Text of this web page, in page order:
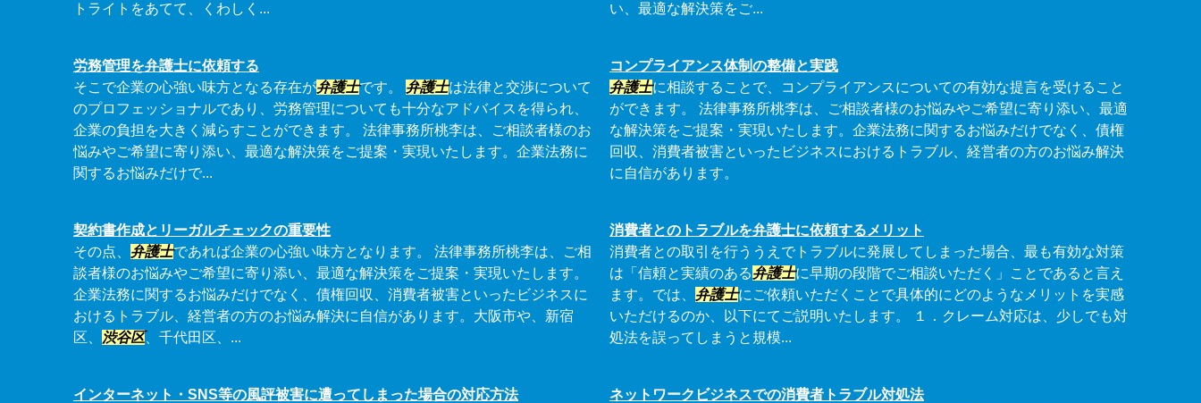
トライトをあてて、くわしく...
い、最適な解決策をご...
労務管理を弁護士に依頼する
そこで企業の心強い味方となる存在が弁護士です。 弁護士は法律と交渉について
のプロフェッショナルであり、労務管理についても十分なアドバイスを得られ、
企業の負担を大きく減らすことができます。 法律事務所桃李は、ご相談者様のお
悩みやご希望に寄り添い、最適な解決策をご提案・実現いたします。企業法務に
関するお悩みだけで...
コンプライアンス体制の整備と実践
弁護士に相談することで、コンプライアンスについての有効な提言を受けること
ができます。 法律事務所桃李は、ご相談者様のお悩みやご希望に寄り添い、最適
な解決策をご提案・実現いたします。企業法務に関するお悩みだけでなく、債権
回収、消費者被害といったビジネスにおけるトラブル、経営者の方のお悩み解決
に自信があります。
契約書作成とリーガルチェックの重要性
その点、 弁護士であれば企業の心強い味方となります。 法律事務所桃李は、ご相
談者様のお悩みやご希望に寄り添い、最適な解決策をご提案・実現いたします。
企業法務に関するお悩みだけでなく、債権回収、消費者被害といったビジネスに
おけるトラブル、経営者の方のお悩み解決に自信があります。大阪市や、新宿
区、
渋谷区、千代田区、...
消費者とのトラブルを弁護士に依頼するメリット
消費者との取引を行ううえでトラブルに発展してしまった場合、最も有効な対策
は「信頼と実績のある弁護士に早期の段階でご相談いただく」ことであると言え
ます。では、 弁護士にご依頼いただくことで具体的にどのようなメリットを実感
いただけるのか、以下にてご説明いたします。 １．クレーム対応は、少しでも対
処法を誤ってしまうと規模...
インターネット・SNS等の風評被害に遭ってしまった場合の対応方法
ネットワークビジネスでの消費者トラブル対処法